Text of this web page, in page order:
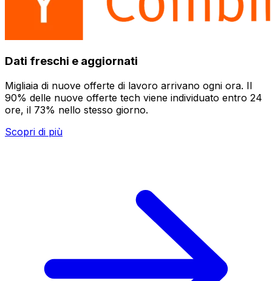
Dati freschi e aggiornati
Migliaia di nuove offerte di lavoro arrivano ogni ora. Il
90% delle nuove offerte tech viene individuato entro 24
ore, il 73% nello stesso giorno.
Scopri di più